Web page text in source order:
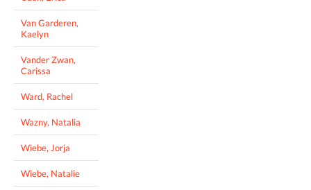
Van Garderen,
Kaelyn
Vander Zwan,
Carissa
Ward, Rachel
Wazny, Natalia
Wiebe, Jorja
Wiebe, Natalie